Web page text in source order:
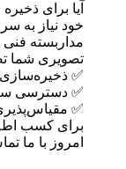
آیا برای
خود نیاز به
مداربسته
تصویری شما
✅
✅ دسترسی
✅ مقیاس‌پذیری
برای کسب
امروز با ما تماس